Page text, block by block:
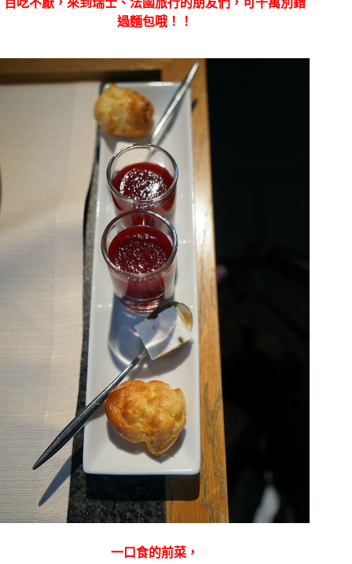
百吃不厭，來到瑞士、法國旅行的朋友們，可千萬別錯
過麵包哦！！
一口食的前菜，